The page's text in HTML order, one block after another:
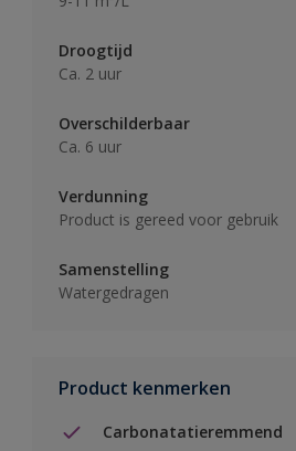
Droogtijd
Ca. 2 uur
Overschilderbaar
Ca. 6 uur
Verdunning
Product is gereed voor gebruik
Samenstelling
Watergedragen
Product kenmerken
Carbonatatieremmend